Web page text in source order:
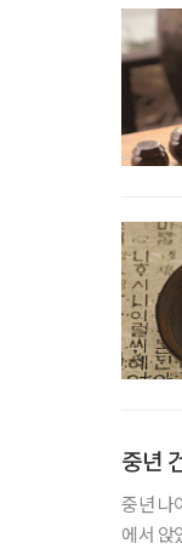
중년
중년 나
에서 앉